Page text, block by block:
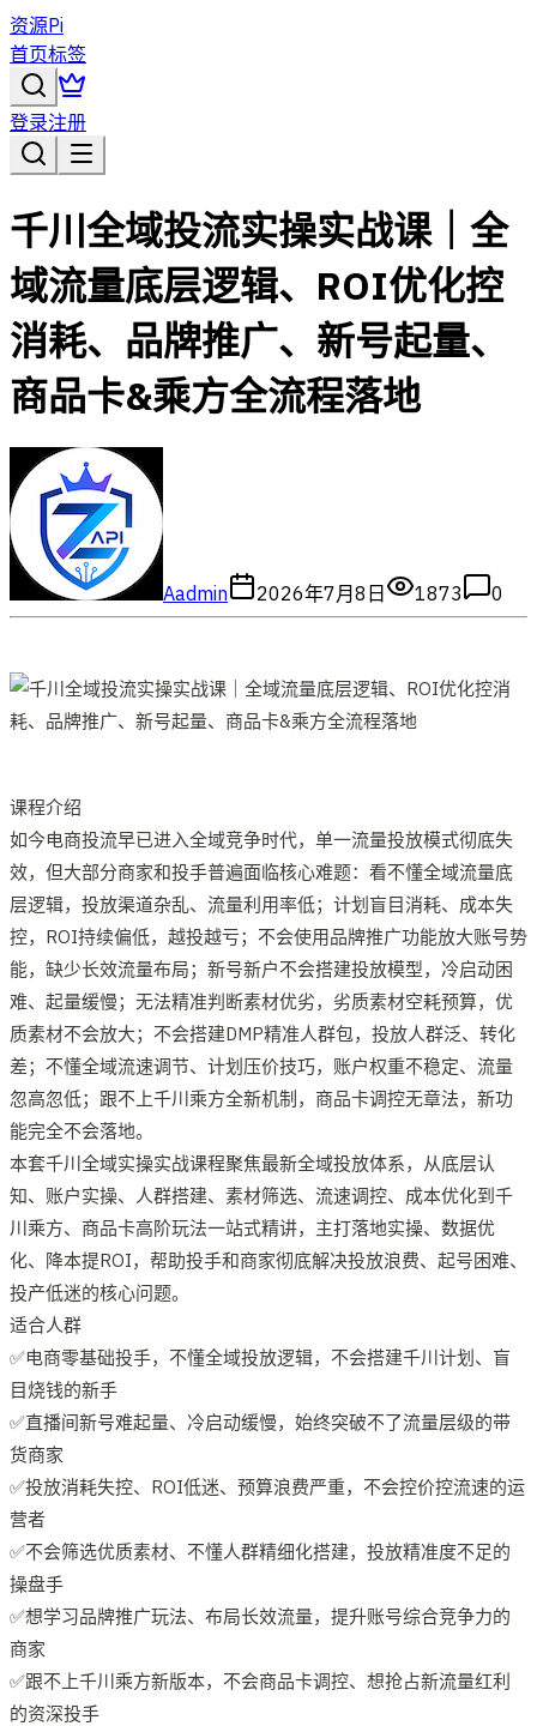
资源Pi
首页标签
登录注册
千川全域投流实操实战课｜全
域流量底层逻辑、ROI优化控
消耗、品牌推广、新号起量、
商品卡&乘方全流程落地
Aadmin 2026年7月8日 1873 0
课程介绍
如今电商投流早已进入全域竞争时代，单一流量投放模式彻底失
效，但大部分商家和投手普遍面临核心难题：看不懂全域流量底
层逻辑，投放渠道杂乱、流量利用率低；计划盲目消耗、成本失
控，ROI持续偏低，越投越亏；不会使用品牌推广功能放大账号势
能，缺少长效流量布局；新号新户不会搭建投放模型，冷启动困
难、起量缓慢；无法精准判断素材优劣，劣质素材空耗预算，优
质素材不会放大；不会搭建DMP精准人群包，投放人群泛、转化
差；不懂全域流速调节、计划压价技巧，账户权重不稳定、流量
忽高忽低；跟不上千川乘方全新机制，商品卡调控无章法，新功
能完全不会落地。
本套千川全域实操实战课程聚焦最新全域投放体系，从底层认
知、账户实操、人群搭建、素材筛选、流速调控、成本优化到千
川乘方、商品卡高阶玩法一站式精讲，主打落地实操、数据优
化、降本提ROI，帮助投手和商家彻底解决投放浪费、起号困难、
投产低迷的核心问题。
适合人群
✅电商零基础投手，不懂全域投放逻辑，不会搭建千川计划、盲
目烧钱的新手
✅直播间新号难起量、冷启动缓慢，始终突破不了流量层级的带
货商家
✅投放消耗失控、ROI低迷、预算浪费严重，不会控价控流速的运
营者
✅不会筛选优质素材、不懂人群精细化搭建，投放精准度不足的
操盘手
✅想学习品牌推广玩法、布局长效流量，提升账号综合竞争力的
商家
✅跟不上千川乘方新版本，不会商品卡调控、想抢占新流量红利
的资深投手